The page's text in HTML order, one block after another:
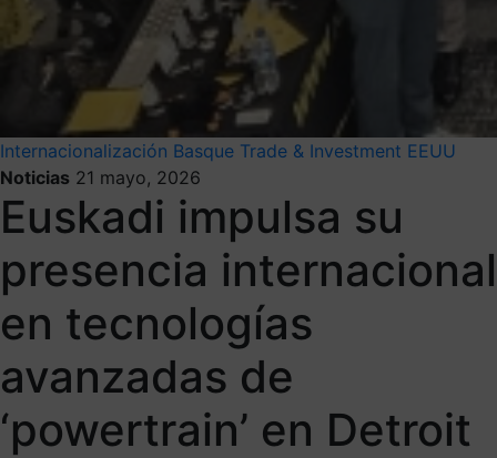
Internacionalización Basque Trade & Investment EEUU
Noticias 21 mayo, 2026
Euskadi impulsa su
presencia internacional
en tecnologías
avanzadas de
‘powertrain’ en Detroit